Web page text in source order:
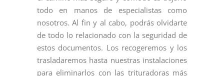
todo en manos de especialistas como
nosotros. Al fin y al cabo, podrás olvidarte
de todo lo relacionado con la seguridad de
estos documentos. Los recogeremos y los
trasladaremos hasta nuestras instalaciones
para eliminarlos con las trituradoras más